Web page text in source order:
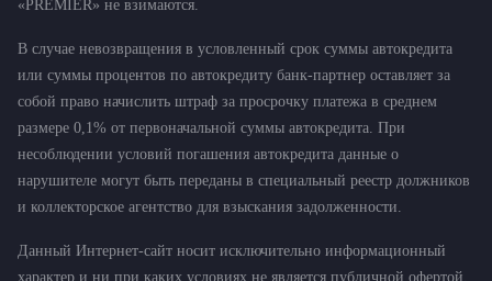
«PREMIER» не взимаются.
В случае невозвращения в условленный срок суммы автокредита
или суммы процентов по автокредиту банк-партнер оставляет за
собой право начислить штраф за просрочку платежа в среднем
размере 0,1% от первоначальной суммы автокредита. При
несоблюдении условий погашения автокредита данные о
нарушителе могут быть переданы в специальный реестр должников
и коллекторское агентство для взыскания задолженности.
Данный Интернет-сайт носит исключительно информационный
характер и ни при каких условиях не является публичной офертой,